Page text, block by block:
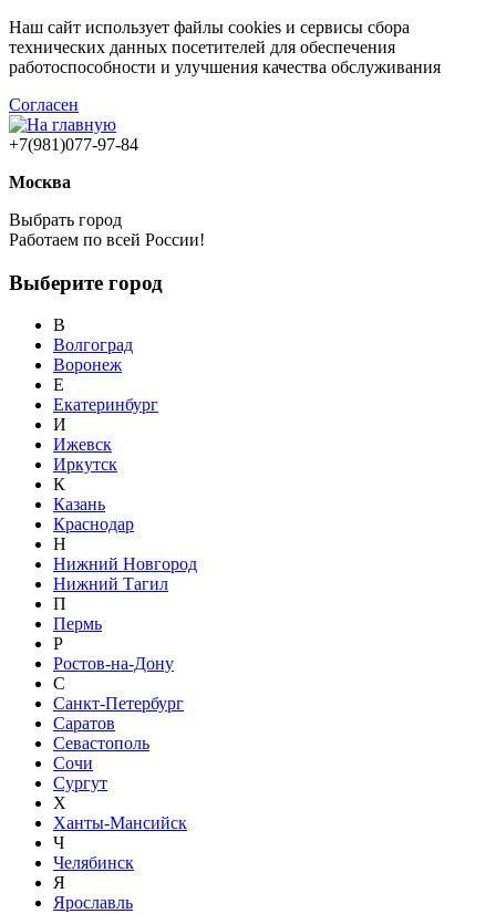
Наш сайт использует файлы cookies и сервисы сбора
технических данных посетителей для обеспечения
работоспособности и улучшения качества обслуживания
Согласен
+7(981)077-97-84
Москва
Выбрать город
Работаем по всей России!
Выберите город
В
Волгоград
Воронеж
Е
Екатеринбург
И
Ижевск
Иркутск
К
Казань
Краснодар
Н
Нижний Новгород
Нижний Тагил
П
Пермь
Р
Ростов-на-Дону
С
Санкт-Петербург
Саратов
Севастополь
Сочи
Сургут
Х
Ханты-Мансийск
Ч
Челябинск
Я
Ярославль